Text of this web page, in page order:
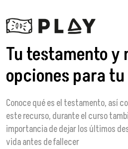
Tu testamento y
opciones para
Conoce qué es el testamento, así
este recurso, durante el curso
importancia de dejar los últimos
vida antes de fallecer